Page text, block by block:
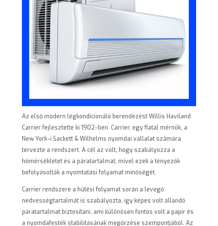
Az első modern légkondicionáló berendezést Willis Haviland
Carrier fejlesztette ki 1902-ben. Carrier, egy fiatal mérnök, a
New York-i Sackett & Wilhelms nyomdai vállalat számára
tervezte a rendszert. A cél az volt, hogy szabályozza a
hőmérsékletet és a páratartalmat, mivel ezek a tényezők
befolyásolták a nyomtatási folyamat minőségét.
Carrier rendszere a hűtési folyamat során a levegő
nedvességtartalmát is szabályozta, így képes volt állandó
páratartalmat biztosítani, ami különösen fontos volt a papír és
a nyomdafesték stabilitásának megőrzése szempontjából. Az